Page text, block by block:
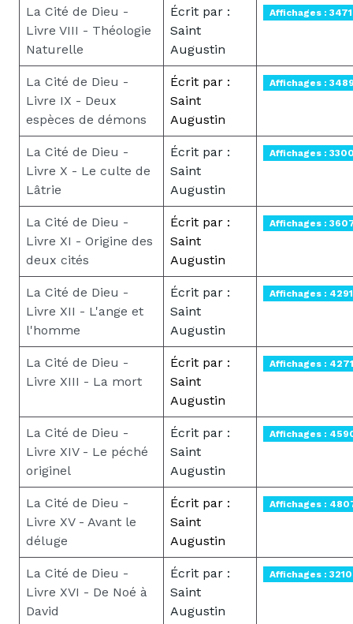
La Cité de Dieu -
Livre VIII - Théologie
Naturelle
Écrit par :
Saint
Augustin
Affichages : 3471
La Cité de Dieu -
Livre IX - Deux
espèces de démons
Écrit par :
Saint
Augustin
Affichages :
La Cité de Dieu -
Livre X - Le culte de
Lâtrie
Écrit par :
Saint
Augustin
Affichages :
La Cité de Dieu -
Livre XI - Origine des
deux cités
Écrit par :
Saint
Augustin
Affichages :
La Cité de Dieu -
Livre XII - L'ange et
l'homme
Écrit par :
Saint
Augustin
Affichages : 4291
La Cité de Dieu -
Livre XIII - La mort
Écrit par :
Saint
Augustin
Affichages : 4271
La Cité de Dieu -
Livre XIV - Le péché
originel
Écrit par :
Saint
Augustin
Affichages :
La Cité de Dieu -
Livre XV - Avant le
déluge
Écrit par :
Saint
Augustin
Affichages :
La Cité de Dieu -
Livre XVI - De Noé à
David
Écrit par :
Saint
Augustin
Affichages : 3210